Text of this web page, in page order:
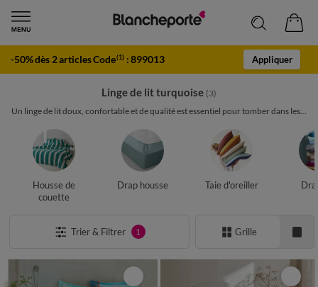
-50% dès 2 articles Code(1) :899013 Appliquer
Linge de lit turquoise (3)
Un linge de lit doux, confortable et de qualité est essentiel pour tomber dans les...
Housse de
couette
Drap housse Taie d'oreiller
Trier & Filtrer 1 Grille